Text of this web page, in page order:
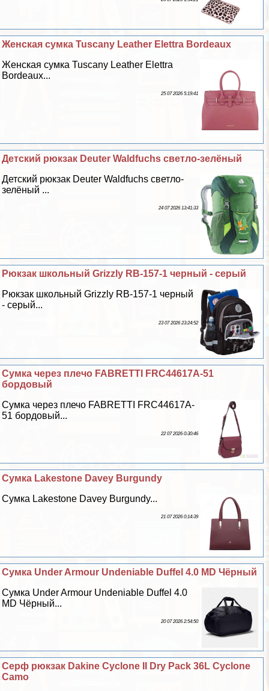
Женская сумка Tuscany Leather Elettra Bordeaux
Женская сумка Tuscany Leather Elettra
Bordeaux...
25 07 2026 5:19:41
Детский рюкзак Deuter Waldfuchs светло-зелёный
Детский рюкзак Deuter Waldfuchs светло-
зелёный ...
24 07 2026 13:41:33
Рюкзак школьный Grizzly RB-157-1 черный - серый
Рюкзак школьный Grizzly RB-157-1 черный
- серый...
23 07 2026 23:24:52
Сумка через плечо FABRETTI FRC44617A-51
бордовый
Сумка через плечо FABRETTI FRC44617A-
51 бордовый...
22 07 2026 0:30:46
Сумка Lakestone Davey Burgundy
Сумка Lakestone Davey Burgundy...
21 07 2026 0:14:39
Сумка Under Armour Undeniable Duffel 4.0 MD Чёрный
Сумка Under Armour Undeniable Duffel 4.0
MD Чёрный...
20 07 2026 2:54:50
Серф рюкзак Dakine Cyclone II Dry Pack 36L Cyclone
Camo